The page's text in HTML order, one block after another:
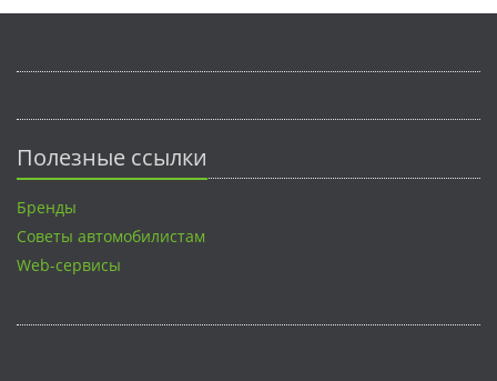
Полезные ссылки
Бренды
Советы автомобилистам
Web-сервисы